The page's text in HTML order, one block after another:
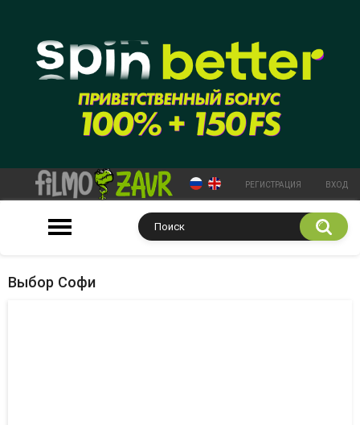
РЕГИСТРАЦИЯ ВХОД
Выбор Софи